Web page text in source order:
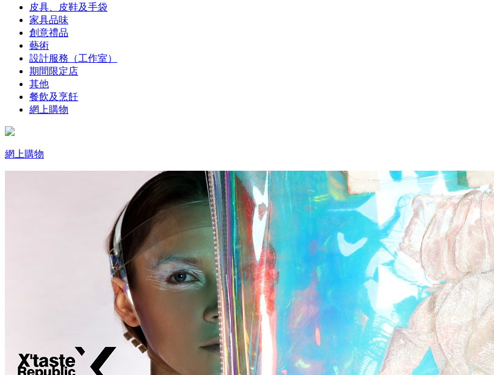
皮具、皮鞋及手袋
家具品味
創意禮品
藝術
設計服務（工作室）
期間限定店
其他
餐飲及烹飪
網上購物
網上購物